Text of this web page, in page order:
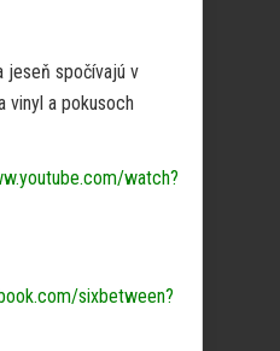
jeseň spočívajú v
vinyl a pokusoch
watch?
sixbetween?